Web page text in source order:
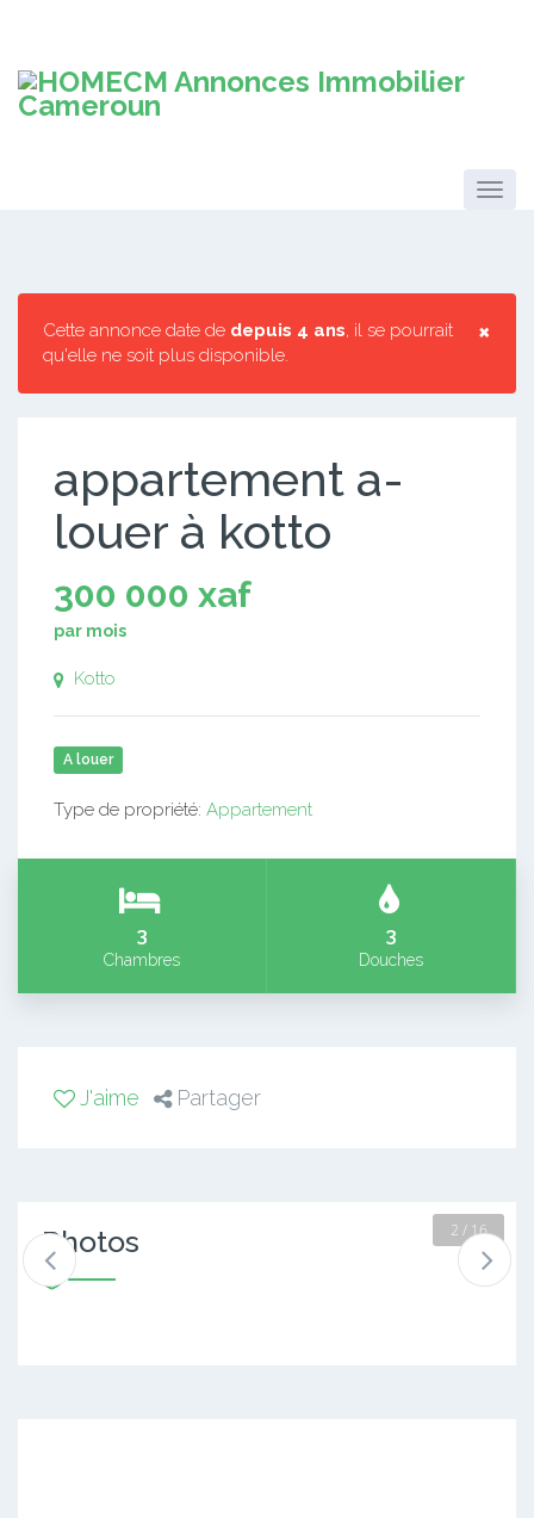
×
Cette annonce date de depuis 4 ans, il se pourrait
qu'elle ne soit plus disponible.
appartement a-
louer à kotto
300 000 xaf
par mois
Kotto
A louer
Type de propriété: Appartement
3
Chambres
3
Douches
J'aime Partager
Photos 2 / 16